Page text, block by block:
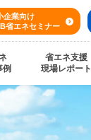
企業向け
省エネセミナー
例
省エネ支援
現場レポート